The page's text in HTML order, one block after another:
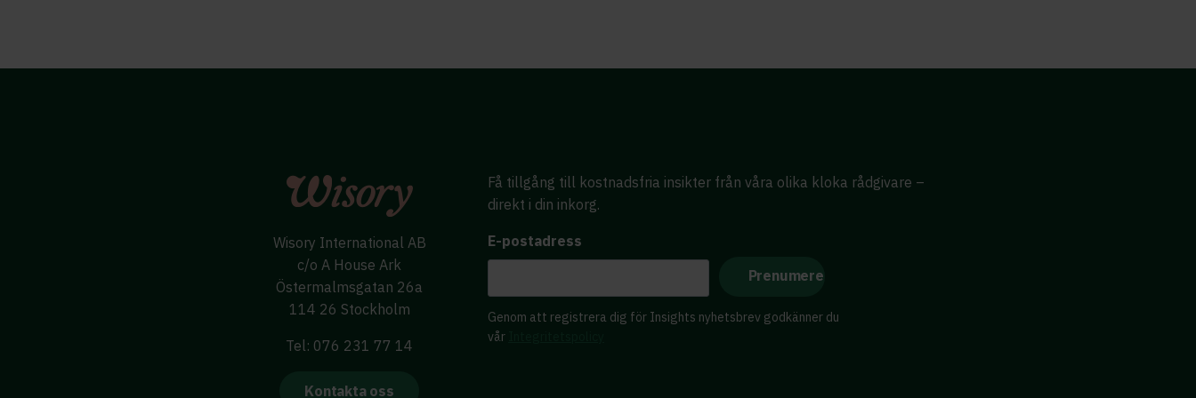
Wisory International AB
c/o A House Ark
Östermalmsgatan 26a
114 26 Stockholm
Tel: 076 231 77 14
Kontakta oss
Få tillgång till kostnadsfria insikter från våra olika kloka rådgivare –
direkt i din inkorg.
E-postadress
Genom att registrera dig för Insights nyhetsbrev godkänner du
vår